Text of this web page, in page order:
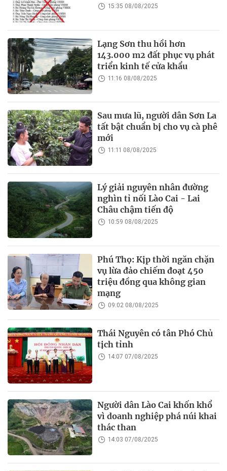
15:35 08/08/2025
Lạng Sơn thu hồi hơn
143.000 m2 đất phục vụ phát
triển kinh tế cửa khẩu
11:16 08/08/2025
Sau mưa lũ, người dân Sơn La
tất bật chuẩn bị cho vụ cà phê
mới
11:11 08/08/2025
Lý giải nguyên nhân đường
nghìn tỉ nối Lào Cai - Lai
Châu chậm tiến độ
10:59 08/08/2025
Phú Thọ: Kịp thời ngăn chặn
vụ lừa đảo chiếm đoạt 450
triệu đồng qua không gian
mạng
09:02 08/08/2025
Thái Nguyên có tân Phó Chủ
tịch tỉnh
14:07 07/08/2025
Người dân Lào Cai khốn khổ
vì doanh nghiệp phá núi khai
thác than
14:03 07/08/2025